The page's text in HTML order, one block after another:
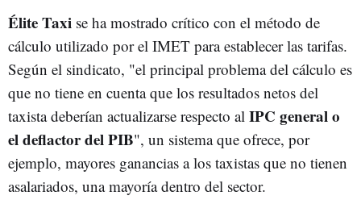
Élite Taxi se ha mostrado crítico con el método de
cálculo utilizado por el IMET para establecer las tarifas.
Según el sindicato, "el principal problema del cálculo es
que no tiene en cuenta que los resultados netos del
taxista deberían actualizarse respecto al IPC general o
el deflactor del PIB", un sistema que ofrece, por
ejemplo, mayores ganancias a los taxistas que no tienen
asalariados, una mayoría dentro del sector.